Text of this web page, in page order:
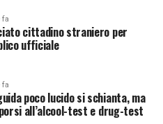
fa
cittadino straniero per
ufficiale
fa
poco lucido si schianta, ma
all’alcool-test e drug-test